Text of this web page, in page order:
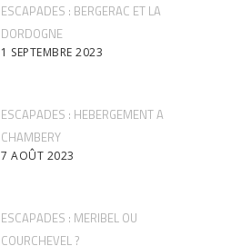
ESCAPADES : BERGERAC ET LA
DORDOGNE
1 SEPTEMBRE 2023
ESCAPADES : HEBERGEMENT A
CHAMBERY
7 AOÛT 2023
ESCAPADES : MERIBEL OU
COURCHEVEL ?